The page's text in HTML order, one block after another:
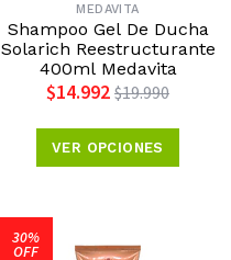
MEDAVITA
Shampoo Gel De Ducha
Solarich Reestructurante
400ml Medavita
$14.992 $19.990
VER OPCIONES
30%
OFF